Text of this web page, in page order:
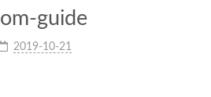
guide
2019-10-21